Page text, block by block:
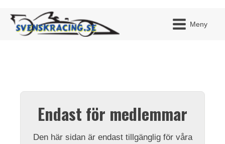
Meny
Endast för medlemmar
Den här sidan är endast tillgänglig för våra